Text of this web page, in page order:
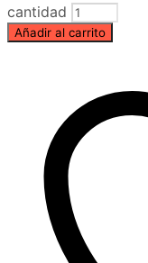
cantidad
Añadir al carrito